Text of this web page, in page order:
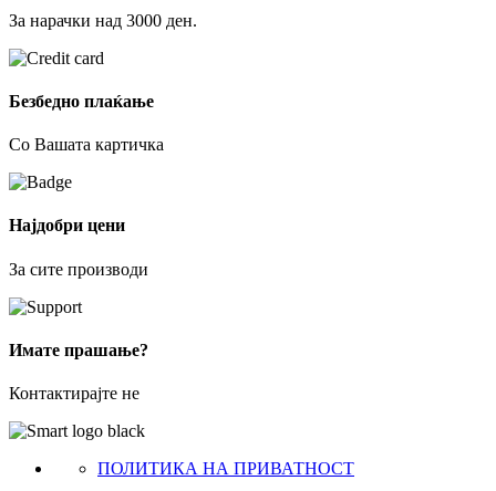
За нарачки над 3000 ден.
Безбедно плаќање
Со Вашата картичка
Најдобри цени
За сите производи
Имате прашање?
Контактирајте не
ПОЛИТИКА НА ПРИВАТНОСТ